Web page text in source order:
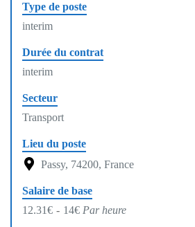
Type de poste
interim
Durée du contrat
interim
Secteur
Transport
Lieu du poste
Passy, 74200, France
Salaire de base
12.31€ - 14€ Par heure